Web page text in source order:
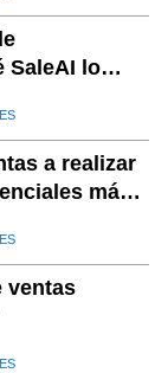
SaleAI lo
a realizar
más
ventas